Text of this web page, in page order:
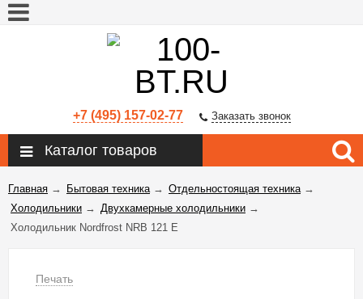
+7 (495) 157-02-77 Заказать звонок
Каталог товаров
Главная → Бытовая техника→ Отдельностоящая техника→
Холодильники → Двухкамерные холодильники →
Холодильник Nordfrost NRB 121 E
Печать